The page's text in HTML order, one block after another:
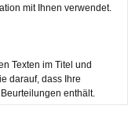
mit Ihnen verwendet.
Texten im Titel und
darauf, dass Ihre
enthält.